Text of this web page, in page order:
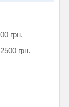
грн.
2500 грн.